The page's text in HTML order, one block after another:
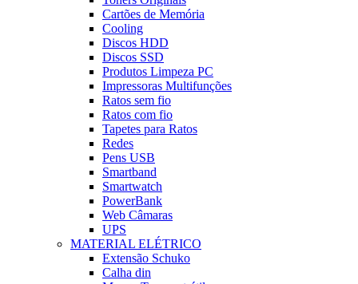
Cartões de Memória
Cooling
Discos HDD
Discos SSD
Produtos Limpeza PC
Impressoras Multifunções
Ratos sem fio
Ratos com fio
Tapetes para Ratos
Redes
Pens USB
Smartband
Smartwatch
PowerBank
Web Câmaras
UPS
MATERIAL ELÉTRICO
Extensão Schuko
Calha din